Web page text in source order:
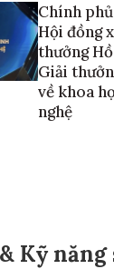
Chính
Hội đồng
thưởng
Giải
về khoa
nghệ
Kỹ năng